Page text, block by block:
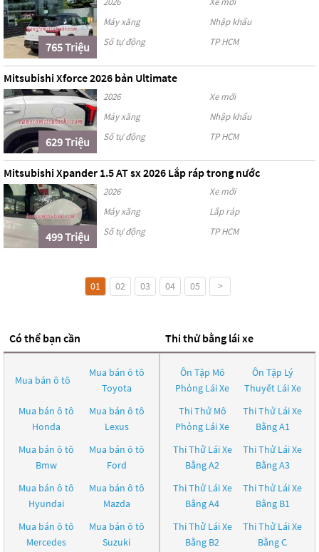
765 Triệu
Máy xăng
Nhập khẩu
Số tự động
TP HCM
Mitsubishi Xforce 2026 bản Ultimate
629 Triệu
2026
Xe mới
Máy xăng
Nhập khẩu
Số tự động
TP HCM
Mitsubishi Xpander 1.5 AT sx 2026 Lắp ráp trong nước
499 Triệu
2026
Xe mới
Máy xăng
Lắp ráp
Số tự động
TP HCM
01 02 03 04 05 >
Có thể bạn cần
Mua bán ô tô
Mua bán ô tô
Toyota
Mua bán ô tô
Honda
Mua bán ô tô
Lexus
Mua bán ô tô
Bmw
Mua bán ô tô
Ford
Mua bán ô tô
Hyundai
Mua bán ô tô
Mazda
Mua bán ô tô
Mercedes
Mua bán ô tô
Suzuki
Thi thử bằng lái xe
Ôn Tập Mô
Phỏng Lái Xe
Ôn Tập Lý
Thuyết Lái Xe
Thi Thử Mô
Phỏng Lái Xe
Thi Thử Lái Xe
Bằng A1
Thi Thử Lái Xe
Bằng A2
Thi Thử Lái Xe
Bằng A3
Thi Thử Lái Xe
Bằng A4
Thi Thử Lái Xe
Bằng B1
Thi Thử Lái Xe
Bằng B2
Thi Thử Lái Xe
Bằng C